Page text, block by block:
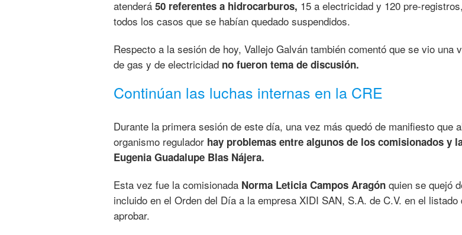
atenderá 50 referentes a hidrocarburos, 15 a electricidad y 120 pre-
todos los casos que se habían quedado suspendidos.
Respecto a la sesión de hoy, Vallejo Galván también comentó que se vio una
de gas y de electricidad no fueron tema de discusión.
Continúan las luchas internas en la CRE
Durante la primera sesión de este día, una vez más quedó de manifiesto que
organismo regulador hay problemas entre algunos de los comisionados y
Eugenia Guadalupe Blas Nájera.
Esta vez fue la comisionada Norma Leticia Campos Aragón quien se quejó
incluido en el Orden del Día a la empresa XIDI SAN, S.A. de C.V. en el
aprobar.